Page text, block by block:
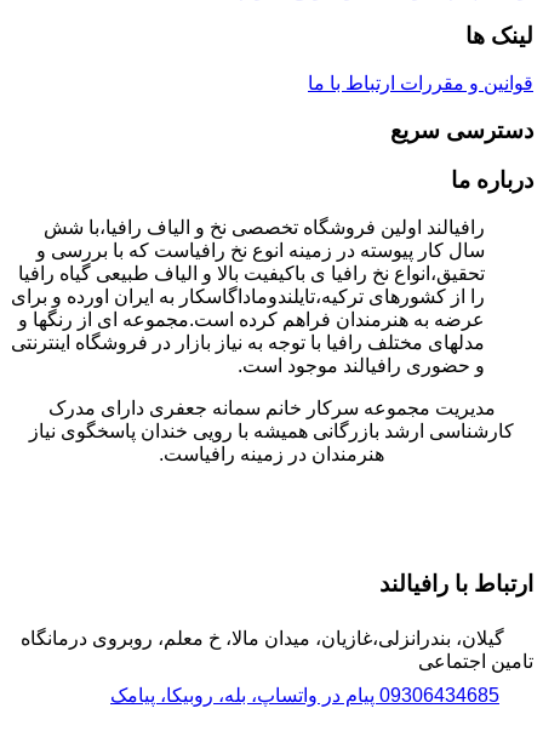
لینک ها
قوانین و مقررات ارتباط با ما
دسترسی سریع
درباره ما
رافیالند اولین فروشگاه تخصصی نخ و الیاف رافیا،با شش
سال کار پیوسته در زمینه انوع نخ رافیاست که با بررسی و
تحقیق،انواع نخ رافیا ی باکیفیت بالا و الیاف طبیعی گیاه رافیا
را از کشورهای ترکیه،تایلندوماداگاسکار به ایران اورده و برای
عرضه به هنرمندان فراهم کرده است.مجموعه ای از رنگها و
مدلهای مختلف رافیا با توجه به نیاز بازار در فروشگاه اینترنتی
و حضوری رافیالند موجود است.
مدیریت مجموعه سرکار خانم سمانه جعفری دارای مدرک
کارشناسی ارشد بازرگانی همیشه با رویی خندان پاسخگوی نیاز
هنرمندان در زمینه رافیاست.
ارتباط با رافیالند
گیلان، بندرانزلی،غازیان، میدان مالا، خ معلم، روبروی درمانگاه
تامین اجتماعی
09306434685 پیام در واتساپ، بله، روبیکا، پیامک